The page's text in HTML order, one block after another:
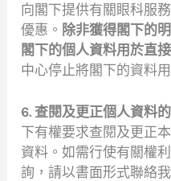
向閣下提供有關眼科服
優惠。 除非獲得閣下的
閣下的個人資料用於直
中心停止將閣下的資料
6. 查閱及更正個人資料
下有權要求查閱及更正
資料。如需行使有關權
詢，請以書面形式聯絡